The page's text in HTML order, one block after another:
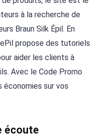
à la recherche de
Braun Silk Épil. En
propose des tutoriels
aider les clients à
Avec le Code Promo
économies sur vos
écoute